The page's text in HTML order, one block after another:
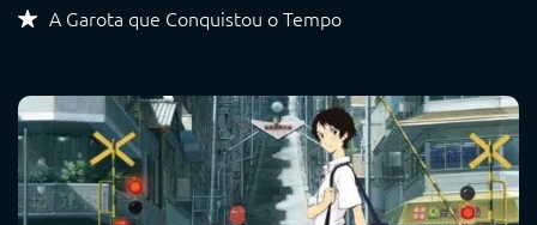
A Garota que Conquistou o Tempo